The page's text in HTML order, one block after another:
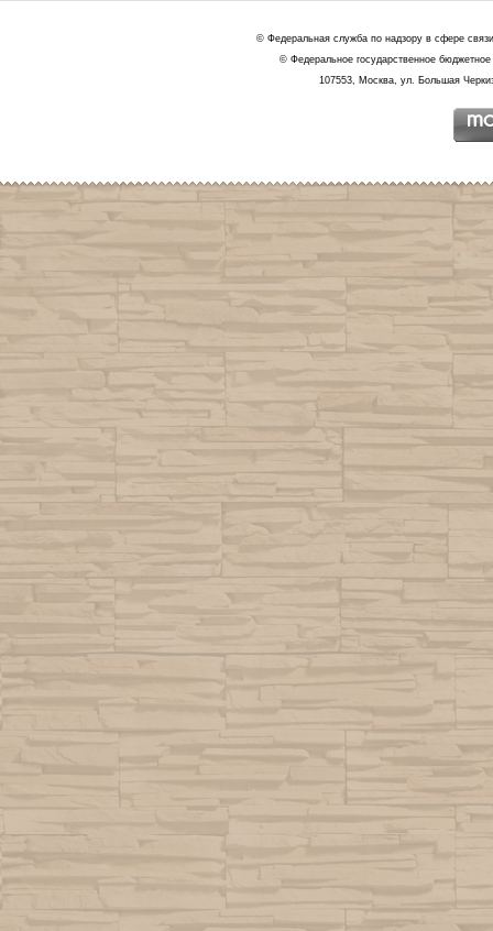
© Федеральная служба по надзору в сфере
© Федеральное государственное
107553, Москва, ул. Большая